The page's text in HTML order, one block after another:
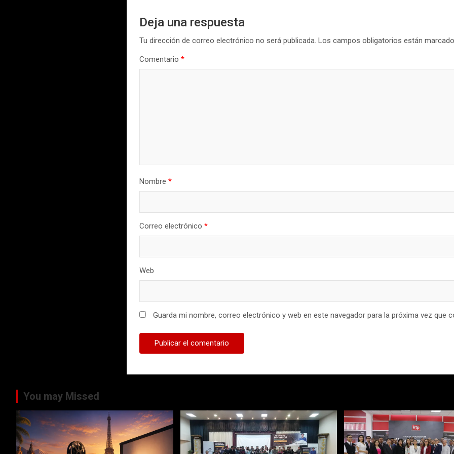
Deja una respuesta
Tu dirección de correo electrónico no será publicada. Los campos obligatorios están
Comentario*
Nombre*
Correo electrónico*
Web
Guarda mi nombre, correo electrónico y web en este navegador para la próxima vez que
You may Missed